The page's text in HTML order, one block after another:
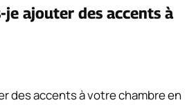
je ajouter des accents à
des accents à votre chambre en